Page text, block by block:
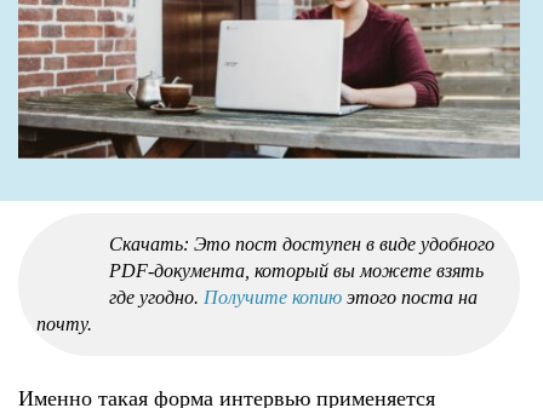
Скачать: Это пост доступен в виде удобного
PDF-документа, который вы можете взять
где угодно. Получите копию этого поста на
почту.
Именно такая форма интервью применяется